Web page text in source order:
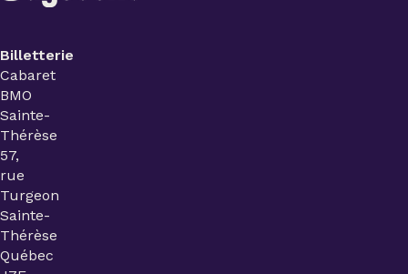
Billetterie
Cabaret
BMO
Sainte-
Thérèse
57,
rue
Turgeon
Sainte-
Thérèse
Québec